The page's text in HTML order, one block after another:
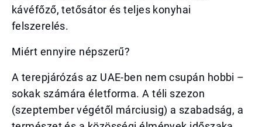
kávéfőző, tetősátor és teljes konyhai
felszerelés.
Miért ennyire népszerű?
A terepjárózás az UAE-ben nem csupán hobbi –
sokak számára életforma. A téli szezon
(szeptember végétől márciusig) a szabadság, a